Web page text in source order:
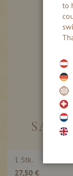
beginning
gallery
Produkte
1 Stk.
27,50 €
to